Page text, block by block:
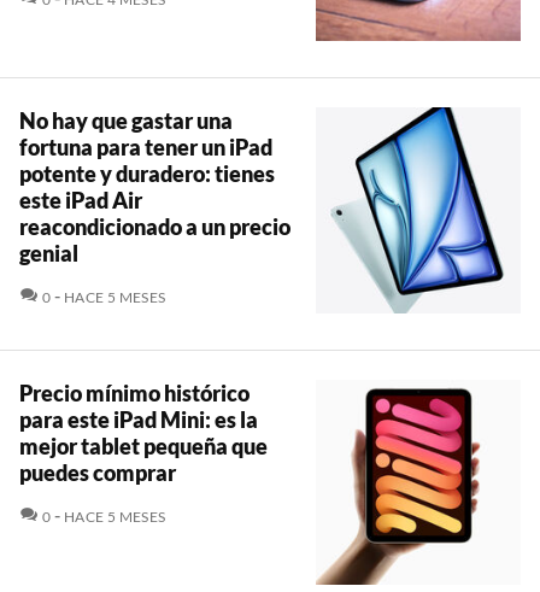
No hay que gastar una
fortuna para tener un iPad
potente y duradero: tienes
este iPad Air
reacondicionado a un precio
genial
0 COMENTARIOS
HACE 5 MESES
Precio mínimo histórico
para este iPad Mini: es la
mejor tablet pequeña que
puedes comprar
0 COMENTARIOS
HACE 5 MESES